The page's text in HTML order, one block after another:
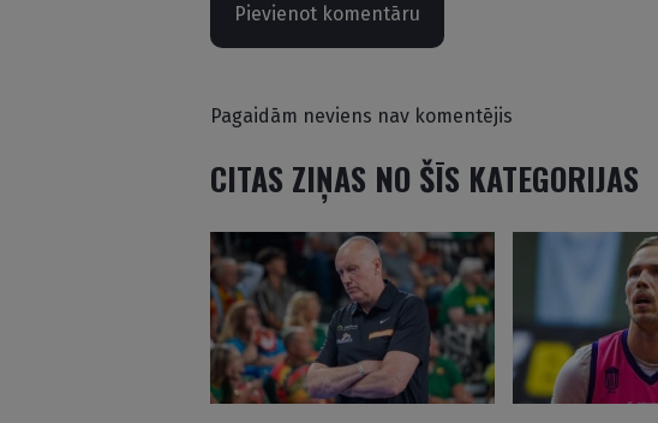
Pievienot komentāru
Pagaidām neviens nav komentējis
CITAS ZIŅAS NO ŠĪS KATEGORIJAS